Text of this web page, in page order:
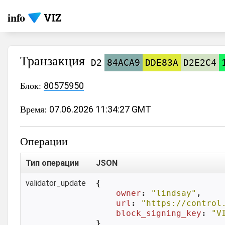
info
Транзакция D2 84ACA9 DDE83A D2E2C4
Блок: 80575950
Время: 07.06.2026 11:34:27 GMT
Операции
Тип операции JSON
validator_update
{
owner : "lindsay" ,
url :
"https://
block_signing_key :